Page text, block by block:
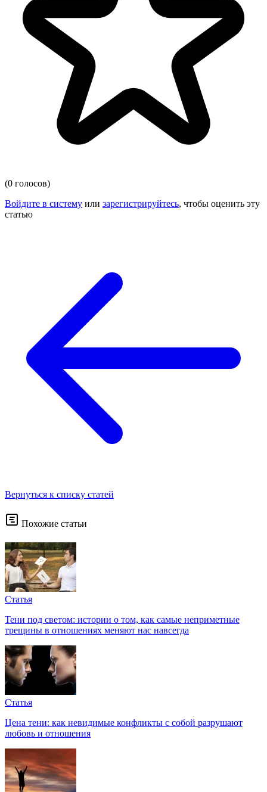
(0 голосов)
Войдите в систему или зарегистрируйтесь, чтобы оценить эту
статью
Вернуться к списку статей
Похожие статьи
Статья
Тени под светом: истории о том, как самые неприметные
трещины в отношениях меняют нас навсегда
Статья
Цена тени: как невидимые конфликты с собой разрушают
любовь и отношения